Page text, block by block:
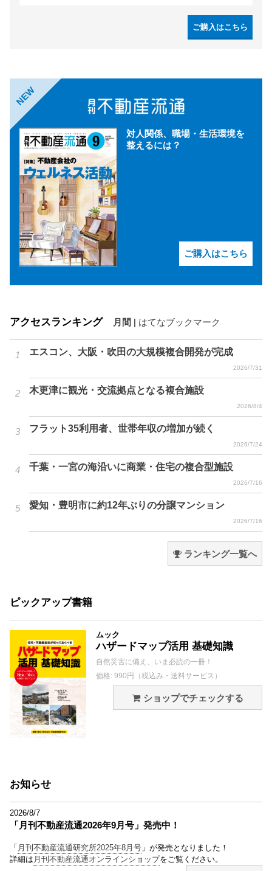
ご購入はこちら
NEW
対人関係、職場・生活環境を
整えるには？
ご購入はこちら
アクセスランキング 月間 | はてなブックマーク
エスコン、大阪・吹田の大規模複合開発が完成
2026/7/31
木更津に観光・交流拠点となる複合施設
2026/8/4
フラット35利用者、世帯年収の増加が続く
2026/7/24
千葉・一宮の海沿いに商業・住宅の複合型施設
2026/7/16
愛知・豊明市に約12年ぶりの分譲マンション
2026/7/16
ランキング一覧へ
ピックアップ書籍
ムック
ハザードマップ活用 基礎知識
自然災害に備え、いま必読の一冊！
価格: 990円（税込み・送料サービス）
ショップでチェックする
お知らせ
2026/8/7
「月刊不動産流通2026年9月号」発売中！
「 月刊不動産流通研究所2025年8月号 」が発売となりました！
詳細は 月刊不動産流通オンラインショップをご覧ください。